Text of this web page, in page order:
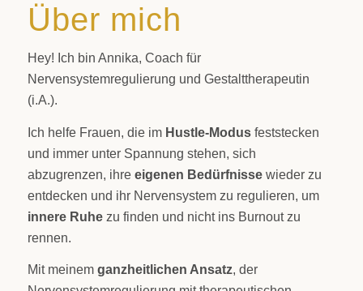
Über mich
Hey! Ich bin Annika, Coach für
Nervensystemregulierung und Gestalttherapeutin
(i.A.).
Ich helfe Frauen, die im Hustle-Modusfeststecken
und immer unter Spannung stehen, sich
abzugrenzen, ihre eigenen Bedürfnissewieder zu
entdecken und ihr Nervensystem zu regulieren, um
innere Ruhezu finden und nicht ins Burnout zu
rennen.
Mit meinem ganzheitlichen Ansatz, der